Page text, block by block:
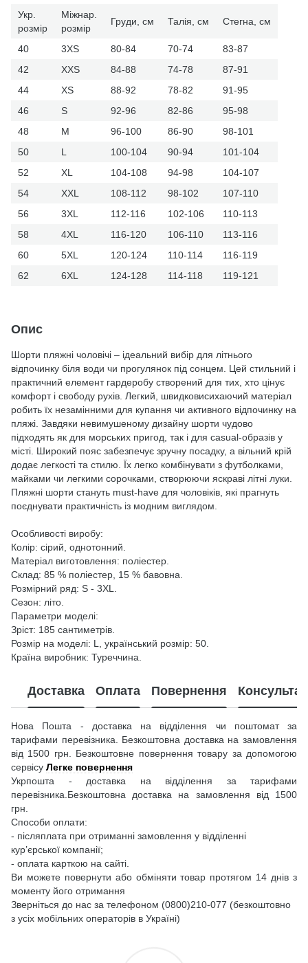
Укр.
розмір
Міжнар.
розмір
Груди, см Талія, см Стегна, см
40 3XS 80-84 70-74
83-87
42
XXS 84-88 74-78
87-91
44
XS 88-92 78-82
91-95
46
S 92-96 82-86
95-98
48
M 96-100 86-90
98-101
50
L 100-104 90-94
101-104
52
XL 104-108 94-98
104-107
54
XXL 108-112 98-102
107-110
56
3XL 112-116 102-106
110-113
58
4XL 116-120 106-110
113-116
60
5XL 120-124 110-114
116-119
62
6XL 124-128 114-118 119-121
Опис
Шорти пляжні чоловічі – ідеальний вибір для літнього
відпочинку біля води чи прогулянок під сонцем. Цей стильний і
практичний елемент гардеробу створений для тих, хто цінує
комфорт і свободу рухів. Легкий, швидковисихаючий матеріал
робить їх незамінними для купання чи активного відпочинку на
пляжі. Завдяки невимушеному дизайну шорти чудово
підходять як для морських пригод, так і для casual-образів у
місті. Широкий пояс забезпечує зручну посадку, а вільний крій
додає легкості та стилю. Їх легко комбінувати з футболками,
майками чи легкими сорочками, створюючи яскраві літні луки.
Пляжні шорти стануть must-have для чоловіків, які прагнуть
поєднувати практичність із модним виглядом.
Особливості виробу:
Колір: сірий, однотонний.
Матеріал виготовлення: поліестер.
Склад: 85 % поліестер, 15 % бавовна.
Розмірний ряд: S - 3XL.
Сезон: літо.
Параметри моделі:
Зріст: 185 сантиметрів.
Розмір на моделі: L, український розмір: 50.
Країна виробник: Туреччина.
Доставка Оплата Повернення
Нова Пошта - доставка на відділення чи поштомат за
тарифами перевізника. Безкоштовна доставка на замовлення
від 1500 грн. Безкоштовне повернення товару за допомогою
сервісу Легке повернення
Укрпошта - доставка на відділення за тарифами
перевізника.Безкоштовна доставка на замовлення від 1500
грн.
Способи оплати:
- післяплата при отриманні замовлення у відділенні
кур’єрської компанії;
- оплата карткою на сайті.
Ви можете повернути або обміняти товар протягом 14 днів з
моменту його отримання
Зверніться до нас за телефоном (0800)210-077 (безкоштовно
з усіх мобільних операторів в Україні)